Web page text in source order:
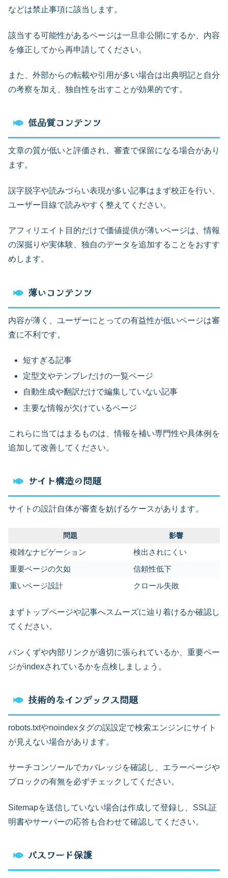
などは禁止事項に該当します。
該当する可能性があるページは一旦非公開にするか、内容
を修正してから再申請してください。
また、外部からの転載や引用が多い場合は出典明記と自分
の考察を加え、独自性を出すことが効果的です。
低品質コンテンツ
文章の質が低いと評価され、審査で保留になる場合があり
ます。
誤字脱字や読みづらい表現が多い記事はまず校正を行い、
ユーザー目線で読みやすく整えてください。
アフィリエイト目的だけで価値提供が薄いページは、情報
の深掘りや実体験、独自のデータを追加することをおすす
めします。
薄いコンテンツ
内容が薄く、ユーザーにとっての有益性が低いページは審
査に不利です。
短すぎる記事
定型文やテンプレだけの一覧ページ
自動生成や翻訳だけで編集していない記事
主要な情報が欠けているページ
これらに当てはまるものは、情報を補い専門性や具体例を
追加して改善してください。
サイト構造の問題
サイトの設計自体が審査を妨げるケースがあります。
問題 影響
複雑なナビゲーション
検出されにくい
重要ページの欠如
信頼性低下
重いページ設計
クロール失敗
まずトップページや記事へスムーズに辿り着けるか確認し
てください。
パンくずや内部リンクが適切に張られているか、重要ペー
ジがindexされているかを点検しましょう。
技術的なインデックス問題
robots.txtやnoindexタグの誤設定で検索エンジンにサイト
が見えない場合があります。
サーチコンソールでカバレッジを確認し、エラーページや
ブロックの有無を必ずチェックしてください。
Sitemapを送信していない場合は作成して登録し、SSL証
明書やサーバーの応答も合わせて確認してください。
パスワード保護